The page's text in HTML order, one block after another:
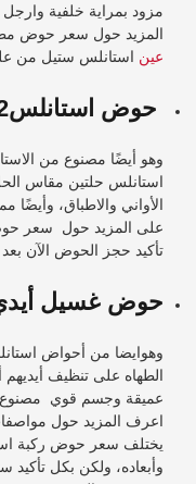
المزيد حول سعر حوض
عين استانلس ستيل من
حوض استانلس2 عين
وهو أيضًا مصنوع من
استانلس حلتين
الأواني والاطباق،
على المزيد حول سعر حوض
تأكيد حجز الحوض الآن
حوض غسيل أيدي
وهوايضا من أحواض
الطهاه على تنظيف
اعرف المزيد حول
يختلف سعر حوض ركبة
وأبعاده، ولكن بكل